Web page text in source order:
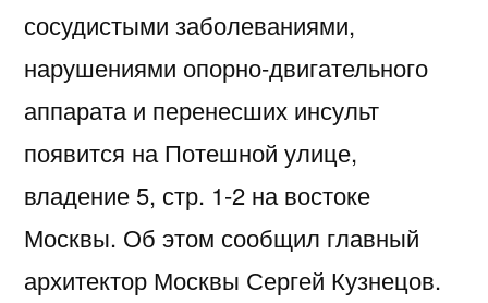
сосудистыми заболеваниями,
нарушениями опорно-двигательного
аппарата и перенесших инсульт
появится на Потешной улице,
владение 5, стр. 1-2 на востоке
Москвы. Об этом сообщил главный
архитектор Москвы Сергей Кузнецов.